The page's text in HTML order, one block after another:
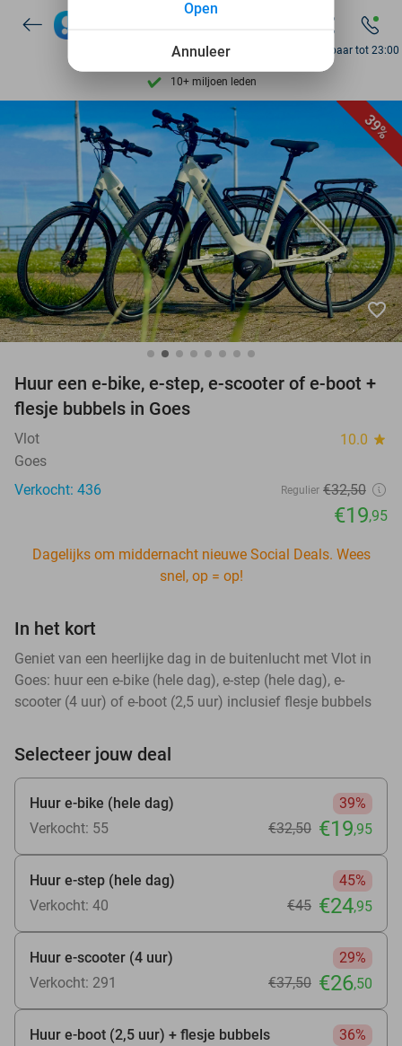
Ontdek 15.000+ deals
7 dagen per week beschikbaar
10+ miljoen leden
9,4 op basis van 205.797 reviews
Ontdek 15.000+ deals
7 dagen per week beschikbaar
10+ miljoen leden
Bereikbaar tot 23:00
39%
favorite_border
Huur een e-bike, e-step, e-scooter of e-boot +
flesje bubbels in Goes
Vlot 10.0 star
Goes
Verkocht: 436
Regulier €32,50
€19,95
Dagelijks om middernacht nieuwe Social Deals. Wees
snel, op = op!
In het kort
Geniet van een heerlijke dag in de buitenlucht met Vlot in
Goes: huur een e-bike (hele dag), e-step (hele dag), e-
scooter (4 uur) of e-boot (2,5 uur) inclusief flesje bubbels
Selecteer jouw deal
Huur e-bike (hele dag)
39%
Verkocht: 55
€32,50 €19,95
Huur e-step (hele dag)
45%
Verkocht: 40
€45 €24,95
Huur e-scooter (4 uur)
29%
Verkocht: 291
€37,50 €26,50
Huur e-boot (2,5 uur) + flesje bubbels
36%
Annuleer
Open